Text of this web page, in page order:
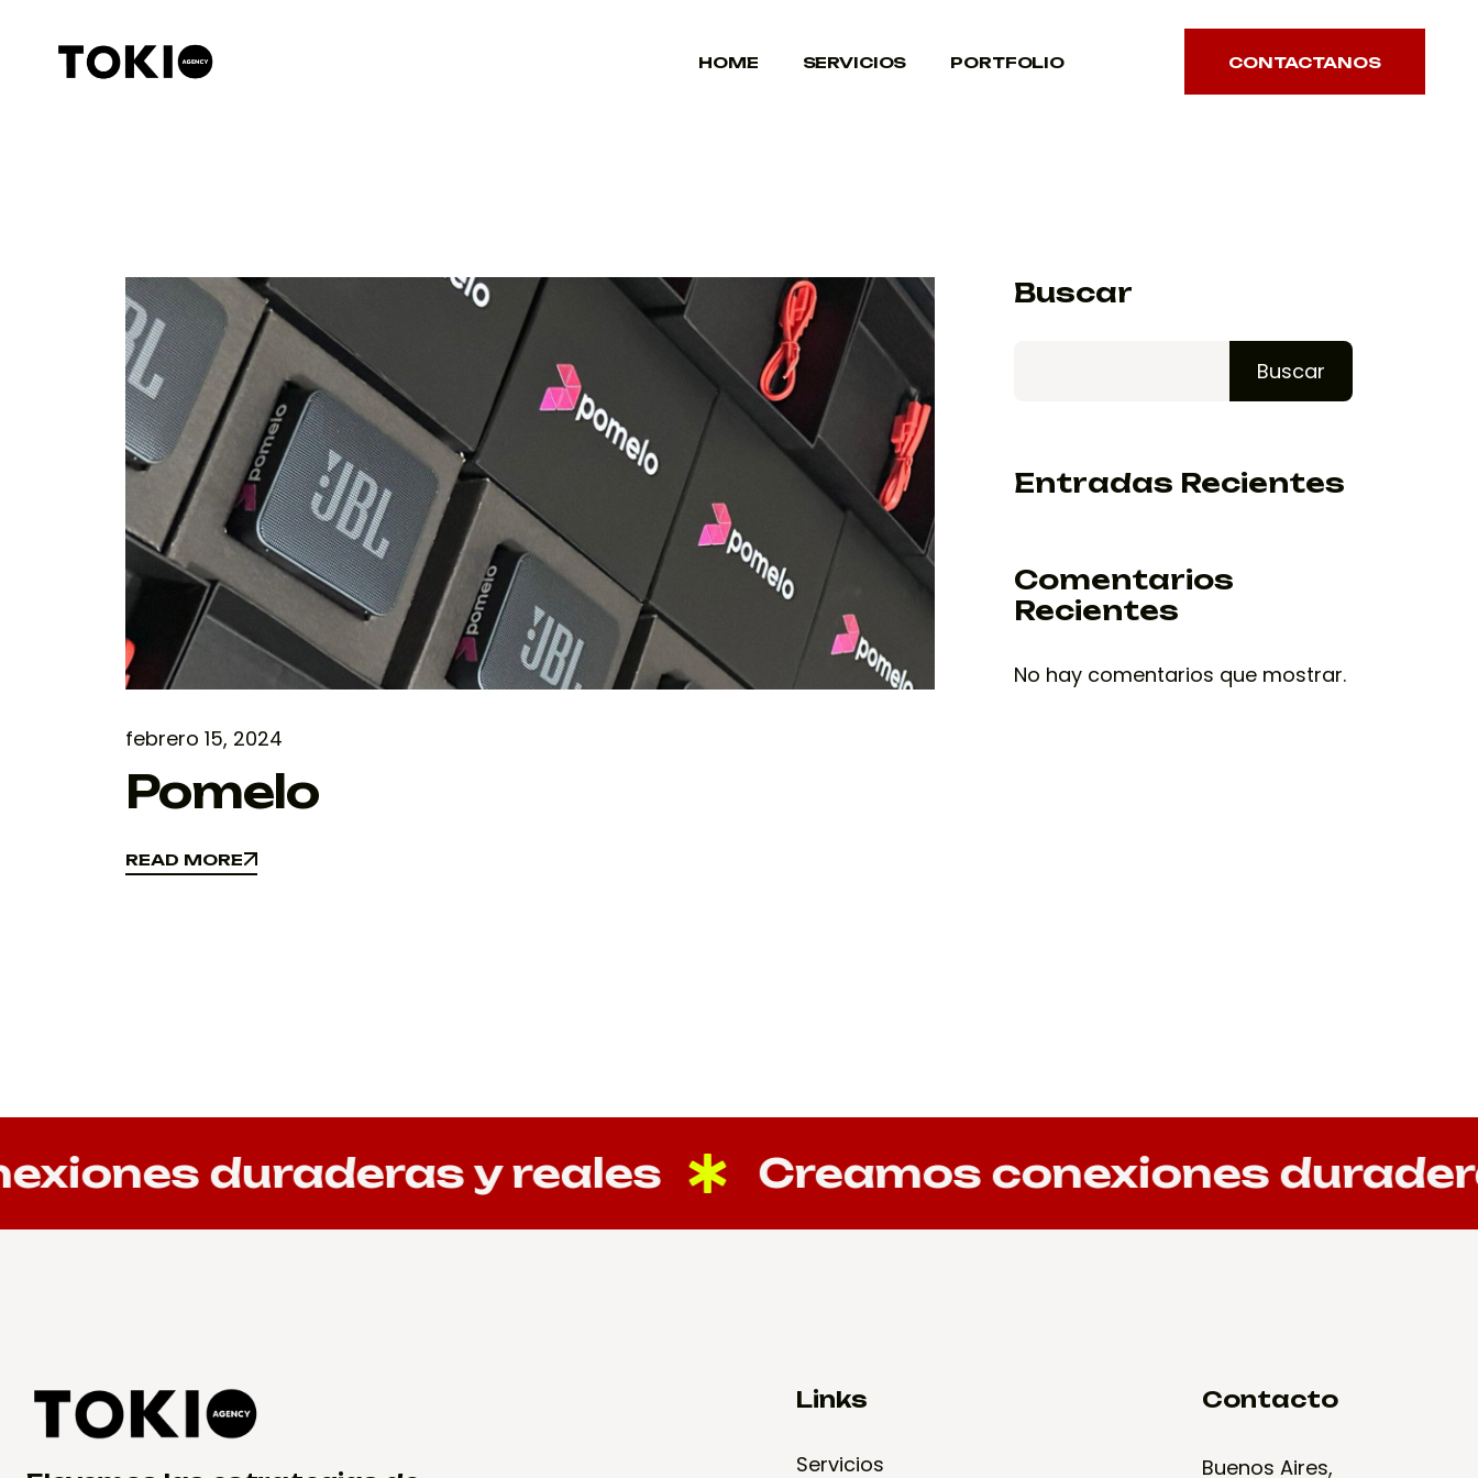
HOME SERVICIOS PORTFOLIO
CONTACTANOS
febrero 15, 2024
Pomelo
READ MORE
READ MORE
Buscar
Buscar
Entradas Recientes
Comentarios
Recientes
No hay comentarios que mostrar.
duraderas y reales Creamos conexiones
Links
Servicios
Contacto
Buenos Aires,